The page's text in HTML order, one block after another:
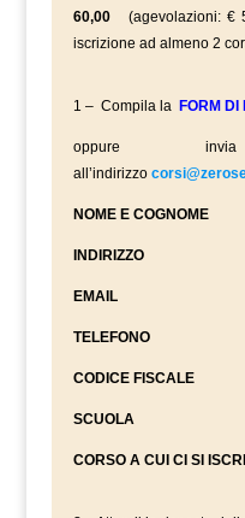
60,00(agevolazioni: €
iscrizione ad almeno 2
1 – Compila la FORM DI
oppure
all’indirizzo
NOME E COGNOME
INDIRIZZO
EMAIL
TELEFONO
CODICE FISCALE
SCUOLA
CORSO A CUI CI SI